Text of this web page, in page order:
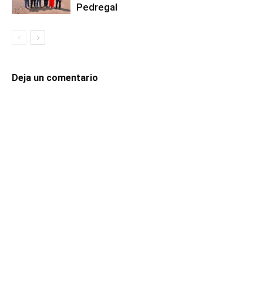
Pedregal
Deja un comentario